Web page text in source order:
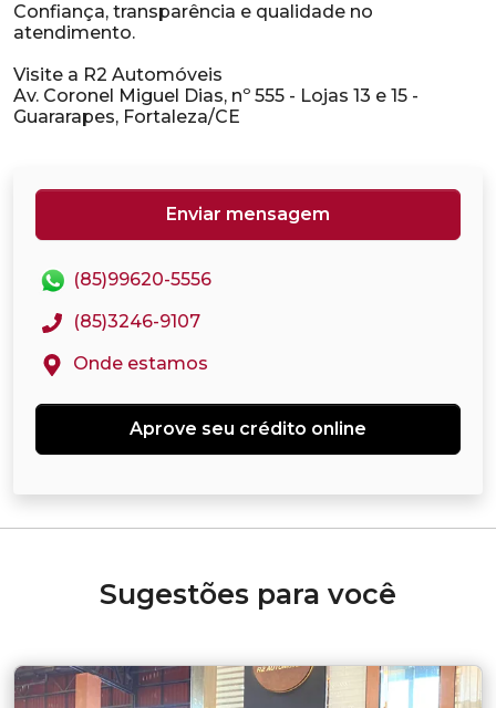
Confiança, transparência e qualidade no
atendimento.
Visite a R2 Automóveis
Av. Coronel Miguel Dias, nº 555 - Lojas 13 e 15 -
Enviar mensagem
(85)99620-5556
(85)3246-9107
Onde estamos
Aprove seu crédito online
Sugestões para você